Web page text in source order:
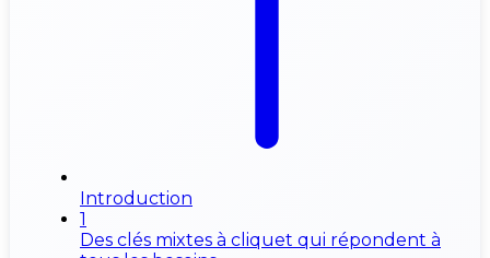
Introduction
1
Des clés mixtes à cliquet qui répondent à